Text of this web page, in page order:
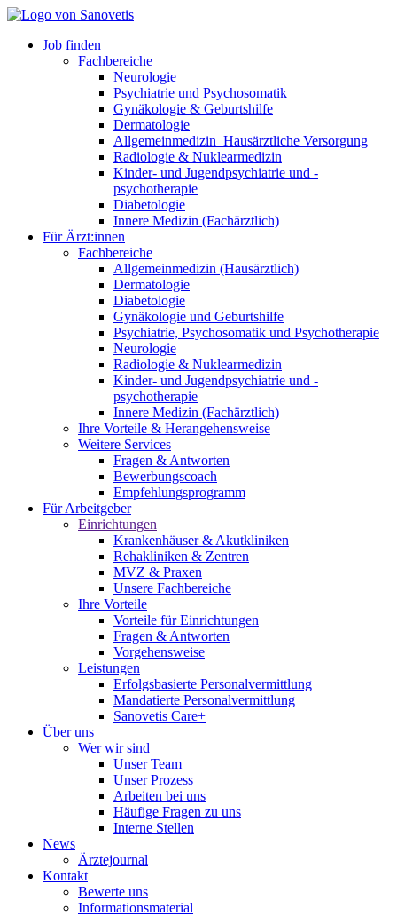
Job finden
Fachbereiche
Neurologie
Psychiatrie und Psychosomatik
Gynäkologie & Geburtshilfe
Dermatologie
Allgemeinmedizin_Hausärztliche Versorgung
Radiologie & Nuklearmedizin
Kinder- und Jugendpsychiatrie und -
psychotherapie
Diabetologie
Innere Medizin (Fachärztlich)
Für Ärzt:innen
Fachbereiche
Allgemeinmedizin (Hausärztlich)
Dermatologie
Diabetologie
Gynäkologie und Geburtshilfe
Psychiatrie, Psychosomatik und Psychotherapie
Neurologie
Radiologie & Nuklearmedizin
Kinder- und Jugendpsychiatrie und -
psychotherapie
Innere Medizin (Fachärztlich)
Ihre Vorteile & Herangehensweise
Weitere Services
Fragen & Antworten
Bewerbungscoach
Empfehlungsprogramm
Für Arbeitgeber
Einrichtungen
Krankenhäuser & Akutkliniken
Rehakliniken & Zentren
MVZ & Praxen
Unsere Fachbereiche
Ihre Vorteile
Vorteile für Einrichtungen
Fragen & Antworten
Vorgehensweise
Leistungen
Erfolgsbasierte Personalvermittlung
Mandatierte Personalvermittlung
Sanovetis Care+
Über uns
Wer wir sind
Unser Team
Unser Prozess
Arbeiten bei uns
Häufige Fragen zu uns
Interne Stellen
News
Ärztejournal
Kontakt
Bewerte uns
Informationsmaterial